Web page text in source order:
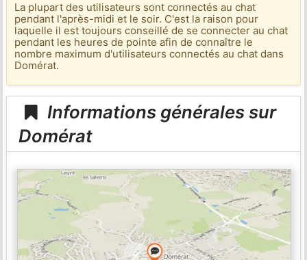
La plupart des utilisateurs sont connectés au chat
pendant l'après-midi et le soir. C'est la raison pour
laquelle il est toujours conseillé de se connecter au chat
pendant les heures de pointe afin de connaître le
nombre maximum d'utilisateurs connectés au chat dans
Domérat.
Informations générales sur
Domérat